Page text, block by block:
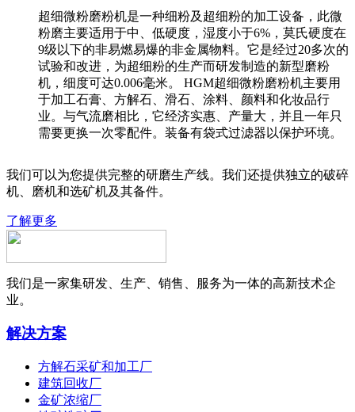
超细微粉磨粉机是一种细粉及超细粉的加工设备，此微
粉磨主要适用于中、低硬度，湿度小于6%，莫氏硬度在
9级以下的非易燃易爆的非金属物料。它是经过20多次的
试验和改进，为超细粉的生产而研发制造的新型磨粉
机，细度可达0.006毫米。 HGM超细微粉磨粉机主要用
于加工石膏、方解石、滑石、涂料、颜料和化妆品行
业。与气流磨相比，它经济实惠、产量大，并且一年只
需要更换一次零配件。装备有袋式过滤器以保护环境。
我们可以为您提供完整的研磨生产线。我们还提供独立的破碎
机、磨机和选矿机及其备件。
了解更多
我们是一家集研发、生产、销售、服务为一体的高新技术企
业。
解决方案
方解石采矿和加工厂
建筑回收厂
金矿浓缩厂